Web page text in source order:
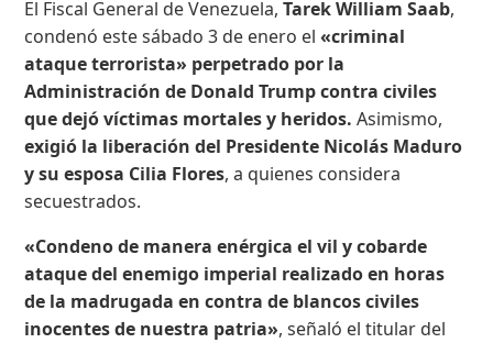
El Fiscal General de Venezuela,Tarek William Saab,
condenó este sábado 3 de enero el«criminal
ataque terrorista» perpetrado por la
Administración de Donald Trump contra civiles
que dejó víctimas mortales y heridos. Asimismo,
exigió la liberación del Presidente Nicolás Maduro
y su esposa Cilia Flores, a quienes considera
secuestrados.
«Condeno de manera enérgica el vil y cobarde
ataque del enemigo imperial realizado en horas
de la madrugada en contra de blancos civiles
inocentes de nuestra patria», señaló el titular del